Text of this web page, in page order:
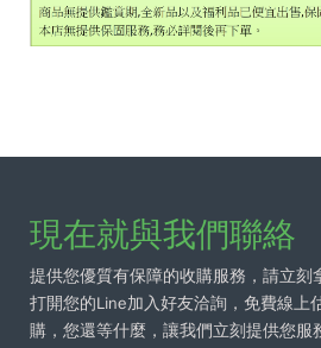
現在就與我們聯絡
提供您優質有保障的收購服務，請立刻
打開您的Line加入好友洽詢，免費線上
購，您還等什麼，讓我們立刻提供您服